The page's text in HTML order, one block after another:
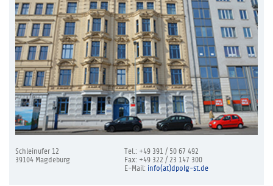
Schleinufer 12
39104 Magdeburg
Tel.: +49 391 / 50 67 492
Fax: +49 322 / 23 147 300
E-Mail: info(at)dpolg-st.de